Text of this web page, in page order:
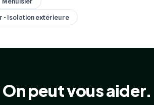
- Isolation extérieure
peut vous aider.